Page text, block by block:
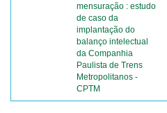
mensuração : estudo
de caso da
implantação do
balanço intelectual
da Companhia
Paulista de Trens
Metropolitanos -
CPTM